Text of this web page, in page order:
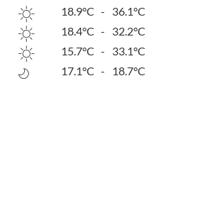
18.9°C -
36.1°C
18.4°C -
32.2°C
15.7°C -
33.1°C
17.1°C - 18.7°C